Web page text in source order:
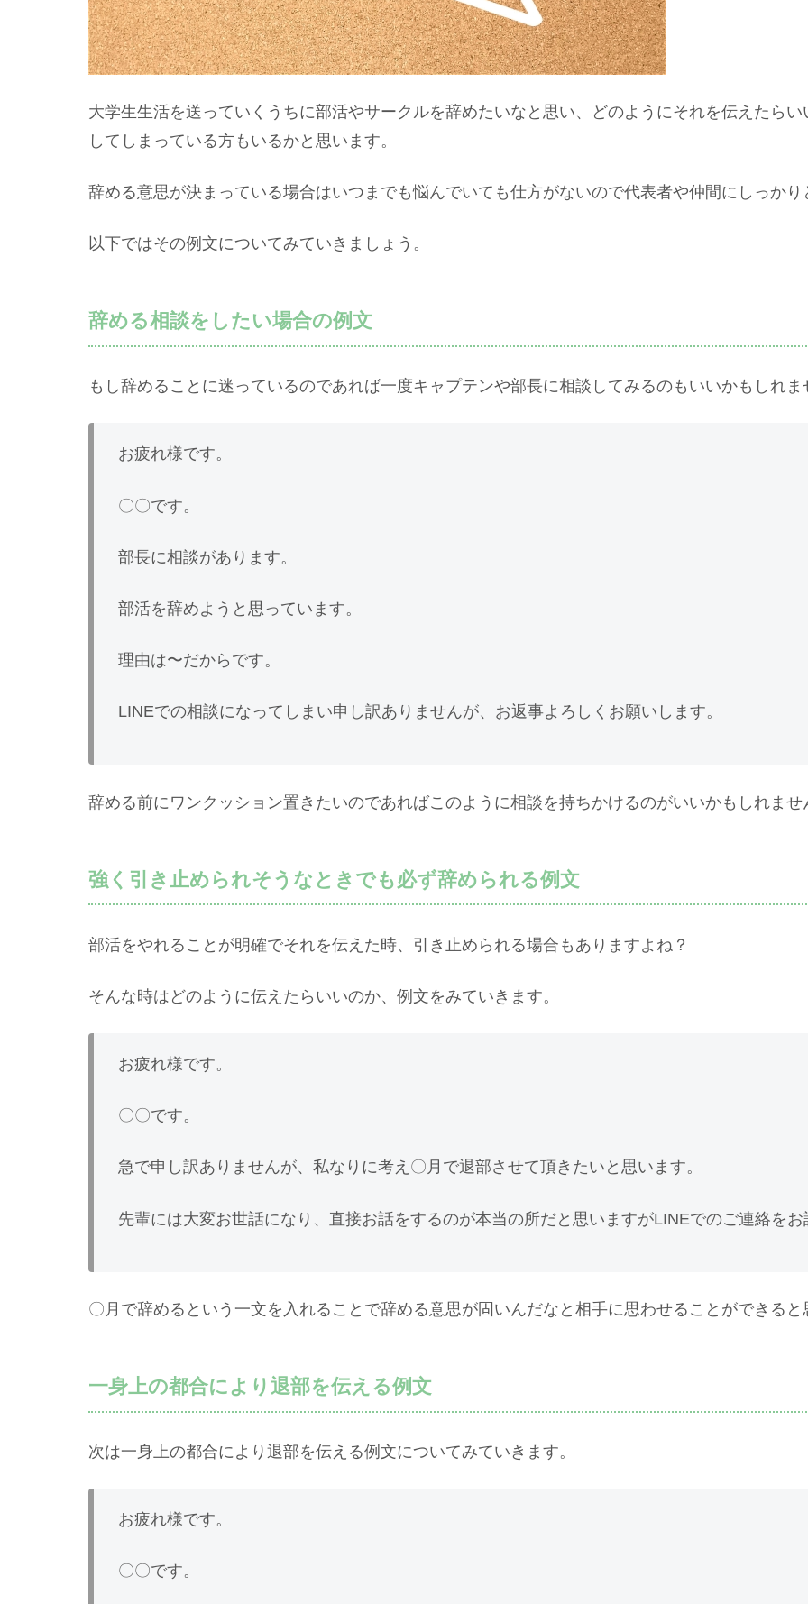
大学生生活を送っていくうちに部活やサークルを辞めたいなと思い、どのようにそれを伝えたら
してしまっている方もいるかと思います。
辞める意思が決まっている場合はいつまでも悩んでいても仕方がないので代表者や仲間にしっか
以下ではその例文についてみていきましょう。
辞める相談をしたい場合の例文
もし辞めることに迷っているのであれば一度キャプテンや部長に相談してみるのもいいかもしれま
お疲れ様です。
〇〇です。
部長に相談があります。
部活を辞めようと思っています。
理由は〜だからです。
LINEでの相談になってしまい申し訳ありませんが、お返事よろしくお願いします。
辞める前にワンクッション置きたいのであればこのように相談を持ちかけるのがいいかもしれませ
強く引き止められそうなときでも必ず辞められる例文
部活をやれることが明確でそれを伝えた時、引き止められる場合もありますよね？
そんな時はどのように伝えたらいいのか、例文をみていきます。
お疲れ様です。
〇〇です。
急で申し訳ありませんが、私なりに考え〇月で退部させて頂きたいと思います。
先輩には大変お世話になり、直接お話をするのが本当の所だと思いますがLINEでのご連絡を
〇月で辞めるという一文を入れることで辞める意思が固いんだなと相手に思わせることができる
一身上の都合により退部を伝える例文
次は一身上の都合により退部を伝える例文についてみていきます。
お疲れ様です。
〇〇です。